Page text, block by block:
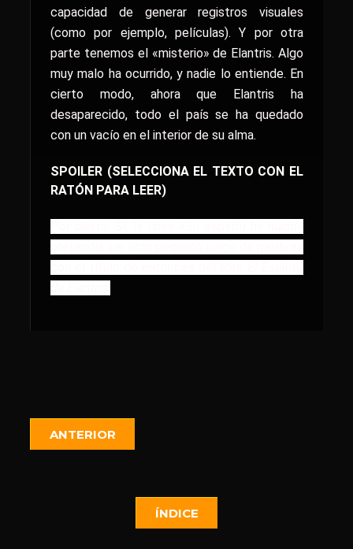
capacidad de generar registros visuales
(como por ejemplo, películas). Y por otra
parte tenemos el «misterio» de Elantris. Algo
muy malo ha ocurrido, y nadie lo entiende. En
cierto modo, ahora que Elantris ha
desaparecido, todo el país se ha quedado
con un vacío en el interior de su alma.
SPOILER (SELECCIONA EL TEXTO CON EL
RATÓN PARA LEER)
ANTERIOR
ÍNDICE